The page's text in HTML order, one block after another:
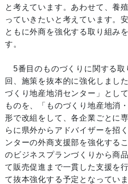
と考えています。あわせて、養
っていきたいと考えています。
ともに外商を強化する取り組み
す。
5番目のものづくりに関する取
回、施策を抜本的に強化しまし
づくり地産地消センター」とし
ものを、「ものづくり地産地消
形で改組をして、各企業ごとに
らに県外からアドバイザーを招
ンターの外商支援部を強化する
のビジネスプランづくりから商
て販売促進まで一貫した支援を
て抜本強化する予定となっていま